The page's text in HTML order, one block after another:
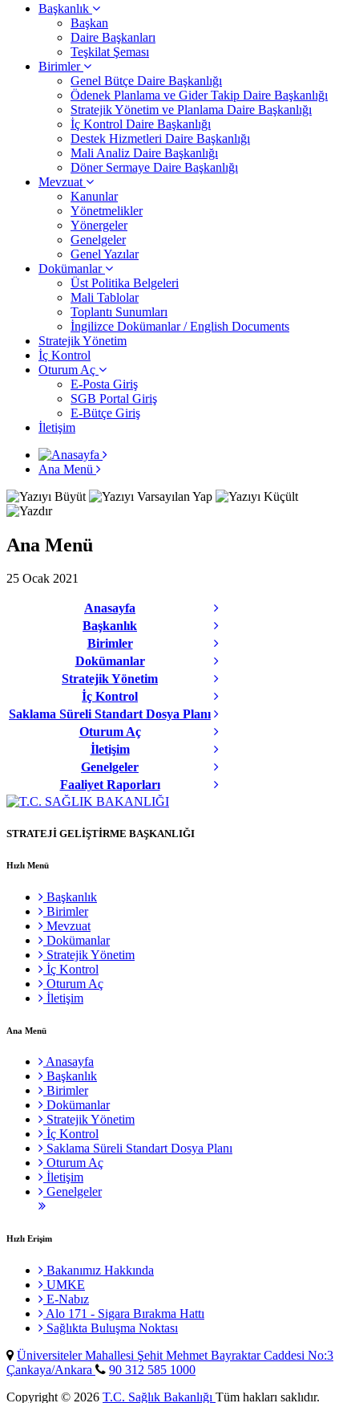
Başkanlık
Başkan
Daire Başkanları
Teşkilat Şeması
Birimler
Genel Bütçe Daire Başkanlığı
Ödenek Planlama ve Gider Takip Daire Başkanlığı
Stratejik Yönetim ve Planlama Daire Başkanlığı
İç Kontrol Daire Başkanlığı
Destek Hizmetleri Daire Başkanlığı
Mali Analiz Daire Başkanlığı
Döner Sermaye Daire Başkanlığı
Mevzuat
Kanunlar
Yönetmelikler
Yönergeler
Genelgeler
Genel Yazılar
Dokümanlar
Üst Politika Belgeleri
Mali Tablolar
Toplantı Sunumları
İngilizce Dokümanlar / English Documents
Stratejik Yönetim
İç Kontrol
Oturum Aç
E-Posta Giriş
SGB Portal Giriş
E-Bütçe Giriş
İletişim
Ana Menü
Ana Menü
25 Ocak 2021
Anasayfa
Başkanlık
Birimler
Dokümanlar
Stratejik Yönetim
İç Kontrol
Saklama Süreli Standart Dosya Planı
Oturum Aç
İletişim
Genelgeler
Faaliyet Raporları
STRATEJİ GELİŞTİRME BAŞKANLIĞI
Hızlı Menü
Başkanlık
Birimler
Mevzuat
Dokümanlar
Stratejik Yönetim
İç Kontrol
Oturum Aç
İletişim
Ana Menü
Anasayfa
Başkanlık
Birimler
Dokümanlar
Stratejik Yönetim
İç Kontrol
Saklama Süreli Standart Dosya Planı
Oturum Aç
İletişim
Genelgeler
Hızlı Erişim
Bakanımız Hakkında
UMKE
E-Nabız
Alo 171 - Sigara Bırakma Hattı
Sağlıkta Buluşma Noktası
Üniversiteler Mahallesi Şehit Mehmet Bayraktar Caddesi No:3
Çankaya/Ankara
90 312 585 1000
Copyright © 2026 T.C. Sağlık Bakanlığı Tüm hakları saklıdır.